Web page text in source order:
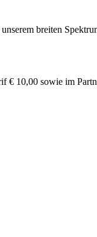
breiten
€ 10,00 sowie im